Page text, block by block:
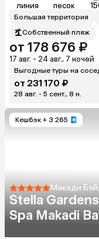
линия песок
Большая территория
Собственный пляж
от 178 676 ₽
17 авг. - 24 авг., 7 ночей
Выгодные туры на
от 231 170 ₽
28 авг. - 5 сент., 8 н.
Кешбэк + 3 265
Макади
Stella
Spa Makadi